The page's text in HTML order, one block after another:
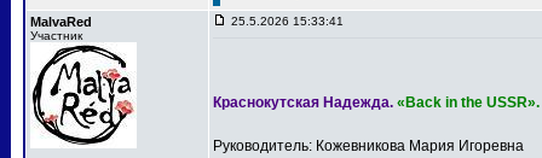
MalvaRed
Участник
25.5.2026 15:33:41
Краснокутская Надежда. «Back in the USSR».
Руководитель: Кожевникова Мария Игоревна